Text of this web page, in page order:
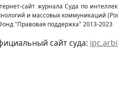
сайт журнала Суда по
и массовых коммуникаций
"Правовая поддержка" 2013-2023
сайт суда: